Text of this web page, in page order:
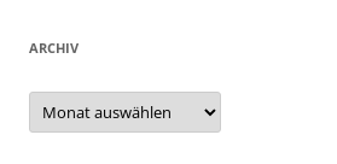
ARCHIV
Archiv